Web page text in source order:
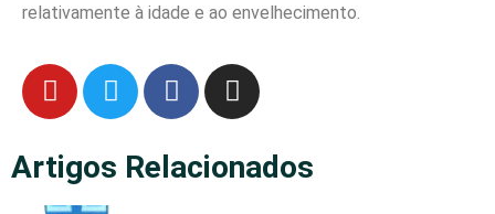
relativamente à idade e ao envelhecimento.
Artigos Relacionados